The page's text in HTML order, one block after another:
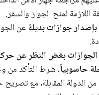
اللازمة لمنح الجواز والسفر.
بإصدار جوازات بديلةعن
بغض النظر عن
حاسوبياً، شرط التأكد
الدولة المقابلة، مع